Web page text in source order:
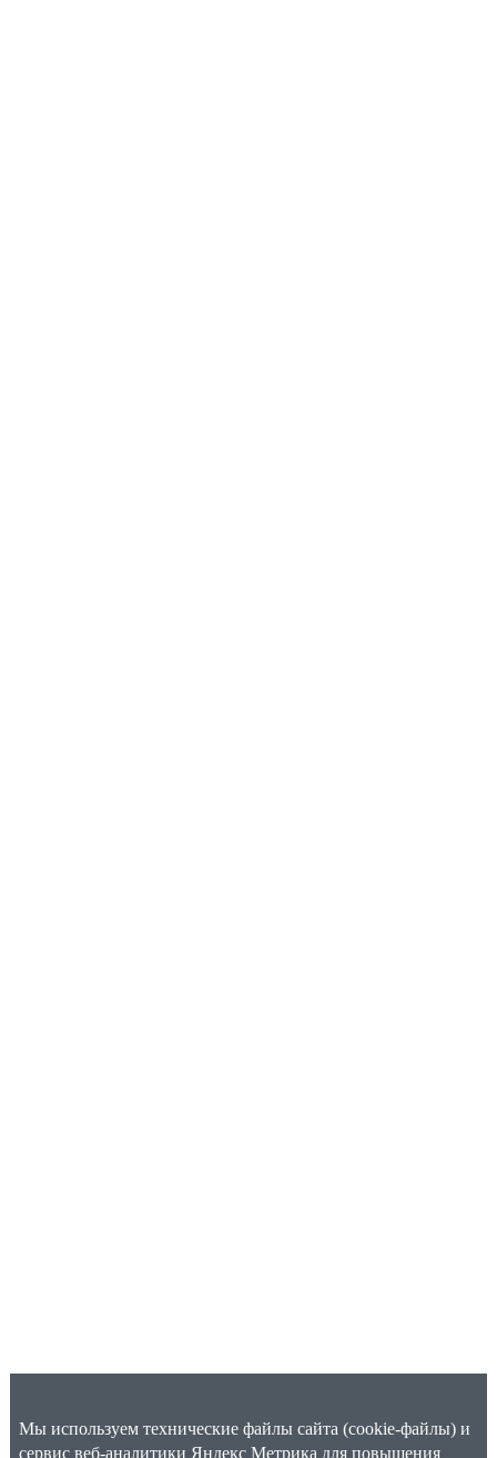
Мы используем технические файлы сайта (cookie-файлы) и
сервис веб-аналитики Яндекс Метрика для повышения